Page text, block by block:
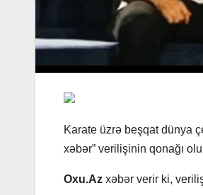
Karate üzrə beşqat dünya
xəbər” verilişinin qonağı
Oxu.Az xəbər verir ki, veriliş